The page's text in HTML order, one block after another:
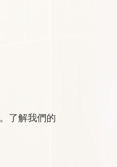
了解我們的